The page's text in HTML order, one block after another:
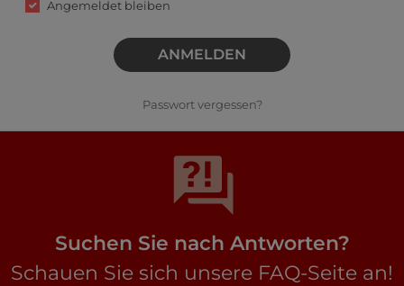
Angemeldet bleiben
ANMELDEN
Passwort vergessen?
Suchen Sie nach Antworten?
Schauen Sie sich unsere FAQ-Seite an!